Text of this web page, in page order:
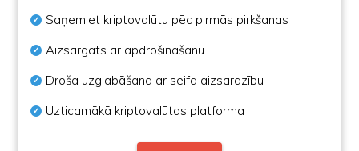
Saņemiet kriptovalūtu pēc pirmās pirkšanas
Aizsargāts ar apdrošināšanu
Droša uzglabāšana ar seifa aizsardzību
Uzticamākā kriptovalūtas platforma